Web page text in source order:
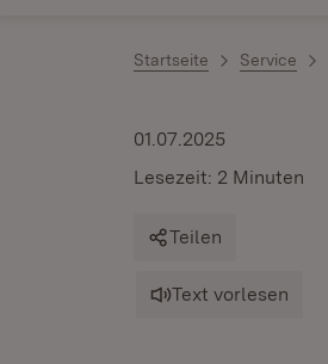
Startseite Service
01.07.2025
Lesezeit: 2 Minuten
Teilen
Text vorlesen